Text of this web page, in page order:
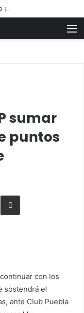
sumar
puntos
Share via Email
con los
sostendrá el
ante Club Puebla